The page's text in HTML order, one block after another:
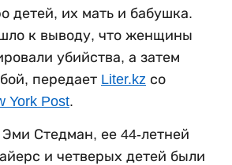
детей, их мать и бабушка.
к выводу, что женщины
убийства, а затем
передает Liter.kz со
York Post.
Стедман, ее 44-летней
и четверых детей были